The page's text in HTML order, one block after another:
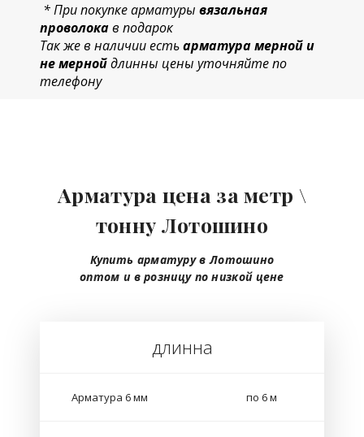
* При покупке арматуры вязальная
проволокав подарок
Так же в наличии естьарматура мерной и
не мернойдлинны цены уточняйте по
телефону
Арматура цена за метр \
тонну Лотошино
Купить арматуру в Лотошино
оптом и в розницу по низкой цене
длинна
Арматура 6 мм по 6 м